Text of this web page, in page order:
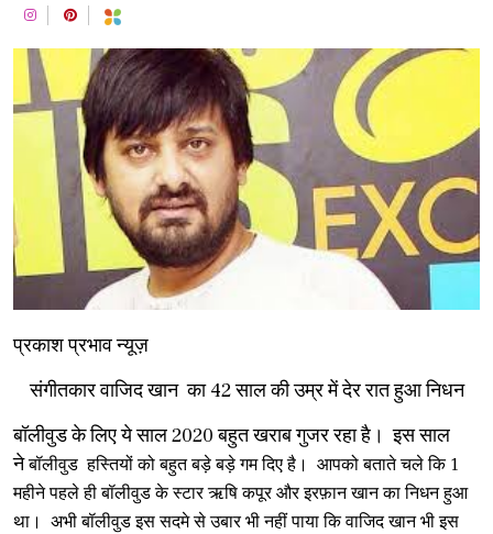
प्रकाश प्रभाव न्यूज़
संगीतकार वाजिद खान का 42 साल की उम्र में देर रात हुआ निधन
बॉलीवुड के लिए ये साल 2020 बहुत खराब गुजर रहा है। इस साल
नेबॉलीवुड हस्तियों को बहुत बड़े बड़े गम दिए है। आपको बताते चले कि 1
महीने पहले हीबॉलीवुड के स्टार ऋषि कपूर और इरफ़ान खान का निधन हुआ
था। अभीबॉलीवुड इस सदमे से उबार भी नहीं पाया किवाजिद खान भी इस